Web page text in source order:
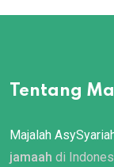
Tentang
Majalah
jamaah di